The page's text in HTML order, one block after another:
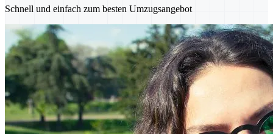
Schnell und einfach zum besten Umzugsangebot